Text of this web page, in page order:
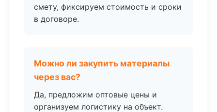
смету, фиксируем стоимость и сроки
в договоре.
Можно ли закупить материалы
через вас?
Да, предложим оптовые цены и
организуем логистику на объект.